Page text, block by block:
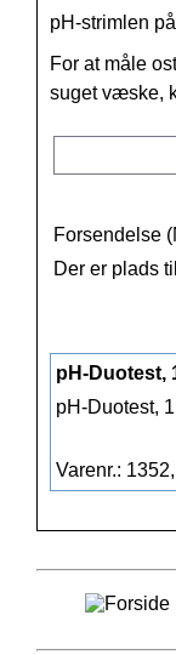
pH-strimlen
For at måle
suget væske,
Forsendelse
Der er plads
pH-Duotest,
pH-Duotest,
Varenr.: